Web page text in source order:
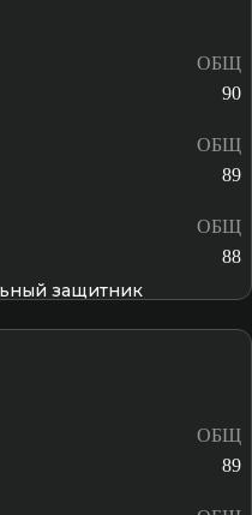
ОБЩ
90
ОБЩ
89
ОБЩ
88
защитник
ОБЩ
89